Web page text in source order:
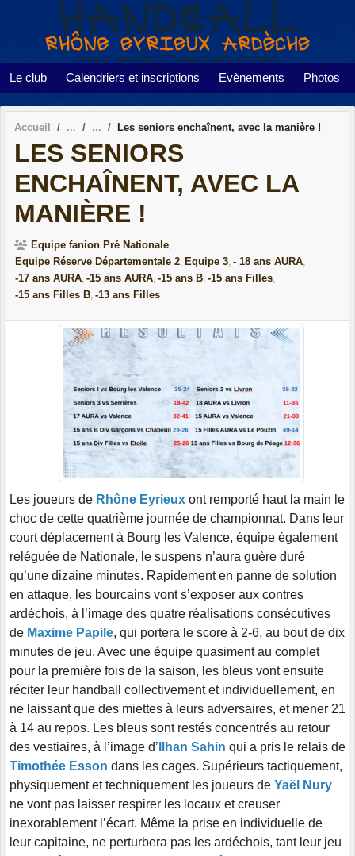
Le club Calendriers et inscriptions Evènements Photos
Accueil Les seniors enchaînent, avec la manière !
LES SENIORS
ENCHAÎNENT, AVEC LA
MANIÈRE !
Equipe fanion Pré Nationale
Equipe Réserve Départementale 2 Equipe 3 - 18 ans AURA
-17 ans AURA -15 ans AURA -15 ans B -15 ans Filles
-15 ans Filles B -13 ans Filles
Les joueurs de Rhône Eyrieux ont remporté haut la main le
choc de cette quatrième journée de championnat. Dans leur
court déplacement à Bourg les Valence, équipe également
reléguée de Nationale, le suspens n’aura guère duré
qu’une dizaine minutes. Rapidement en panne de solution
en attaque, les bourcains vont s’exposer aux contres
ardéchois, à l’image des quatre réalisations consécutives
de Maxime Papile, qui portera le score à 2-6, au bout de dix
minutes de jeu. Avec une équipe quasiment au complet
pour la première fois de la saison, les bleus vont ensuite
réciter leur handball collectivement et individuellement, en
ne laissant que des miettes à leurs adversaires, et mener 21
à 14 au repos. Les bleus sont restés concentrés au retour
des vestiaires, à l’image d’ Ilhan Sahin qui a pris le relais de
Timothée Esson dans les cages. Supérieurs tactiquement,
physiquement et techniquement les joueurs de Yaël Nury
ne vont pas laisser respirer les locaux et creuser
inexorablement l’écart. Même la prise en individuelle de
leur capitaine, ne perturbera pas les ardéchois, tant leur jeu
Panneau de gestion des cookies